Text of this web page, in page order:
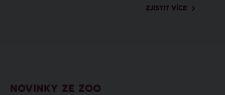
ZJISTIT VÍCE
NOVINKY ZE ZOO